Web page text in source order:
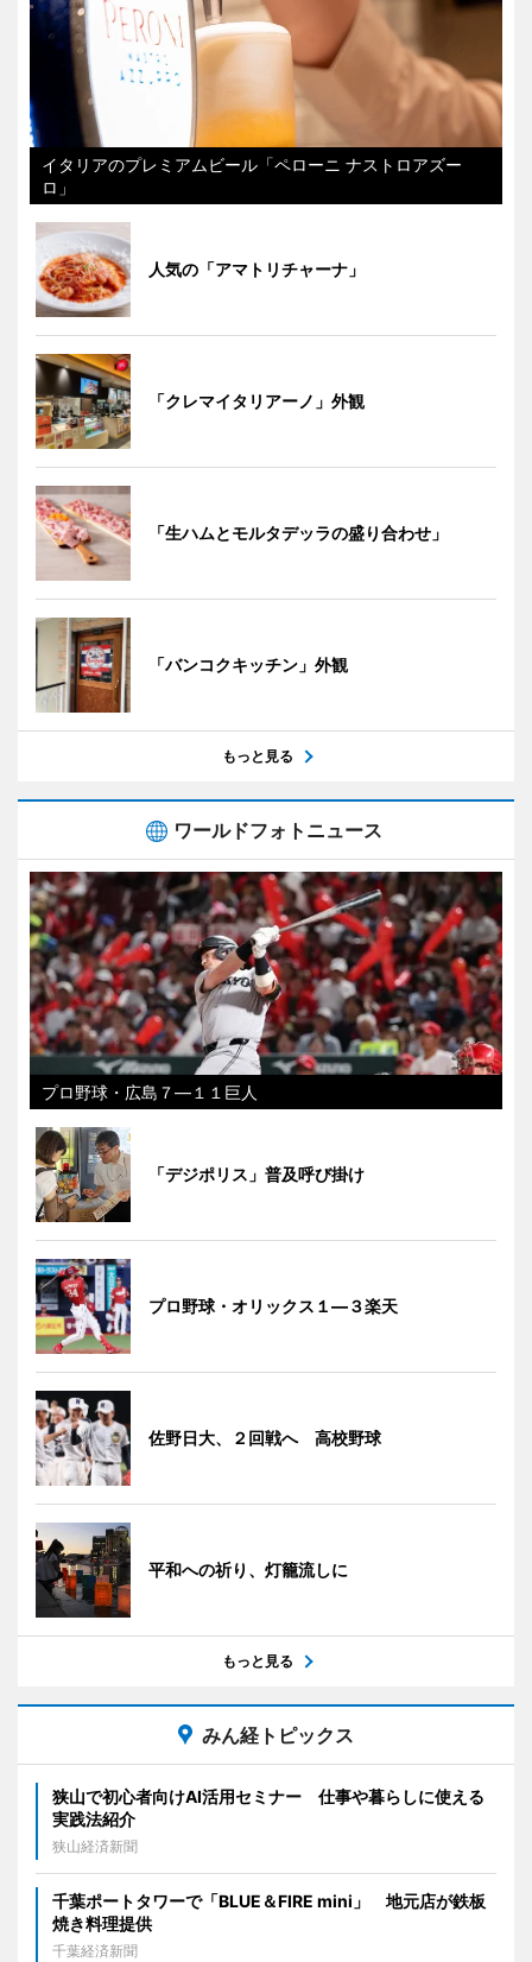
イタリアのプレミアムビール「ペローニ ナストロアズー
ロ」
人気の「アマトリチャーナ」
「クレマイタリアーノ」外観
「生ハムとモルタデッラの盛り合わせ」
「バンコクキッチン」外観
もっと見る
ワールドフォトニュース
プロ野球・広島７―１１巨人
「デジポリス」普及呼び掛け
プロ野球・オリックス１―３楽天
佐野日大、２回戦へ 高校野球
平和への祈り、灯籠流しに
もっと見る
みん経トピックス
狭山で初心者向けAI活用セミナー 仕事や暮らしに使える
実践法紹介
狭山経済新聞
千葉ポートタワーで「BLUE＆FIRE mini」 地元店が鉄板
焼き料理提供
千葉経済新聞